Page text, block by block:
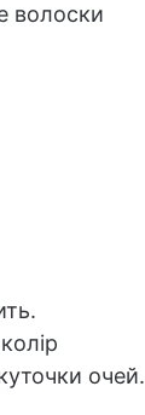
волоски
очей.